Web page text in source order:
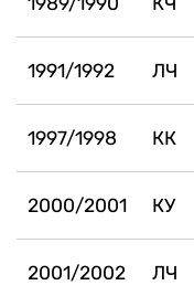
1991/1992 ЛЧ
1997/1998 КК
2000/2001 КУ
2001/2002 ЛЧ